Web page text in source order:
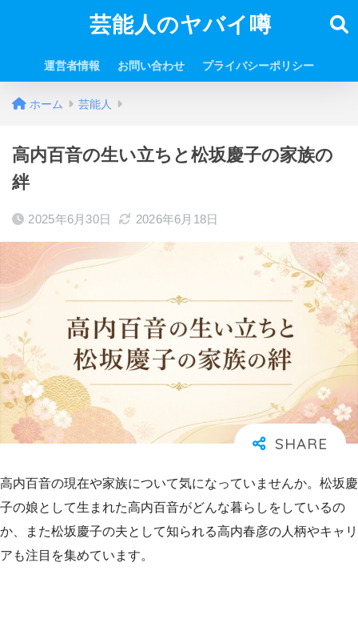
芸能人のヤバイ噂
運営者情報 お問い合わせ プライバシーポリシー
ホーム 芸能人
高内百音の生い立ちと松坂慶子の家族の
絆
2025年6月30日 2026年6月18日
高内百音の現在や家族について気になっていませんか。松坂慶
子の娘として生まれた高内百音がどんな暮らしをしているの
か、また松坂慶子の夫として知られる高内春彦の人柄やキャリ
アも注目を集めています。